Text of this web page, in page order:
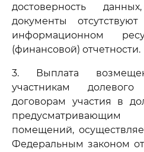
достоверность
документы
информационном
(финансовой) отчетности.
3. Выплата
участникам
договорам участия в
помещений,
Федеральным законом